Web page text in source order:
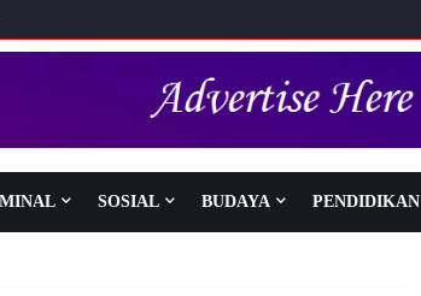
SOSIAL BUDAYA PENDIDIKAN